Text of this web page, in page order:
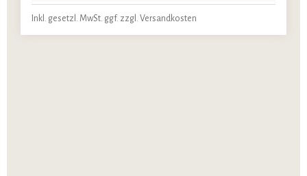
Inkl. gesetzl. MwSt. ggf. zzgl. Versandkosten